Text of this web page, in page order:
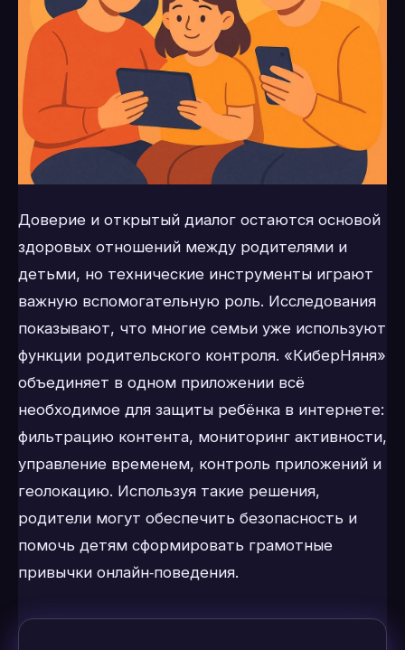
Доверие и открытый диалог остаются основой
здоровых отношений между родителями и
детьми, но технические инструменты играют
важную вспомогательную роль. Исследования
показывают, что многие семьи уже используют
функции родительского контроля. «КиберНяня»
объединяет в одном приложении всё
необходимое для защиты ребёнка в интернете:
фильтрацию контента, мониторинг активности,
управление временем, контроль приложений и
геолокацию. Используя такие решения,
родители могут обеспечить безопасность и
помочь детям сформировать грамотные
привычки онлайн‑поведения.